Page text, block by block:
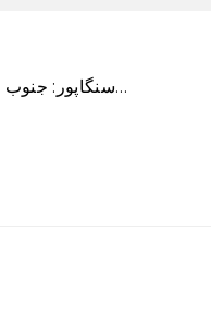
سنگاپور: جنوب مشرقی ایشیا کے سب سے بڑے بینک کے چیف ایگزیکٹیو نے پیر کو کہا کہ ڈی بی ایس…